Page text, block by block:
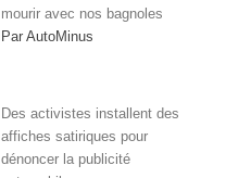
mourir avec nos bagnoles
Par AutoMinus
Des activistes installent des
affiches satiriques pour
dénoncer la publicité